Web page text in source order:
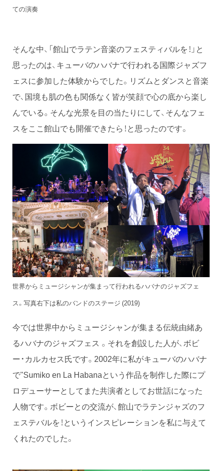
ての演奏
そんな中、「館山でラテン音楽のフェスティバルを！」と
思ったのは、キューバのハバナで行われる国際ジャズフ
ェスに参加した体験からでした。リズムとダンスと音楽
で、国境も肌の色も関係なく皆が笑顔で心の底から楽し
んでいる。そんな光景を目の当たりにして、そんなフェ
スをここ館山でも開催できたら！と思ったのです。
世界からミュージシャンが集まって行われるハバナのジャズフェ
ス。写真右下は私のバンドのステージ (2019)
今では世界中からミュージシャンが集まる伝統由緒あ
るハバナのジャズフェス 。それを創設した人が、ボビ
ー・カルカセス氏です。2002年に私がキューバのハバナ
で"Sumiko en La Habanaという作品を制作した際にプ
ロデューサーとしてまた共演者としてお世話になった
人物です。ボビーとの交流が、館山でラテンジャズのフ
ェステバルを！というインスピレーションを私に与えて
くれたのでした。